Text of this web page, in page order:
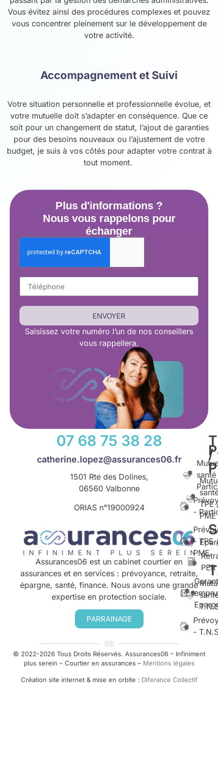
Vous évitez ainsi des procédures complexes et pouvez
vous concentrer pleinement sur le développement de
votre activité.
Accompagnement et Suivi
Votre situation personnelle et professionnelle évolue, et
votre mutuelle doit s’adapter en conséquence. Que ce
soit pour un changement de statut, l’ajout de garanties
pour des besoins nouveaux ou l’ajustement de votre
budget, je suis à vos côtés pour adapter votre contrat à
tout moment.
Plus d'informations ?
Nous vous rappelons pour
échanger
ENVOYER
Saisissez votre numéro l’un de nos conseillers
vous rappellera.
07 68 75 38 28
catherine.lopez@assurances06.fr
1501 Rte des Dolines,
06560 Valbonne
ORIAS n°19000924
Assurances06 est un cabinet courtier en
assurances et en services : prévoyance, retraite,
épargne, santé, finance. Nous avons une grande
expertise en protection sociale.
PARRAINAGE
/
TPE
PME
- TPE
PME
-
-
PER
© 2022-2026 Tous Droits Réservés. Assurances06 – Infiniment
plus serein – Courtier en assurances – Mentions légales
Création site internet & mise en orbite : Diferance Collectif